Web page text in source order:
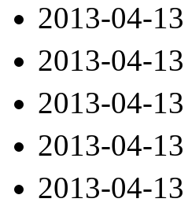
2013-04-13
2013-04-13
2013-04-13
2013-04-13
2013-04-13